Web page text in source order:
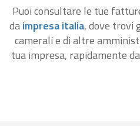
Puoi consultare le tue
daimpresa italia, dove trovi
camerali e di altre
tua impresa, rapidamente